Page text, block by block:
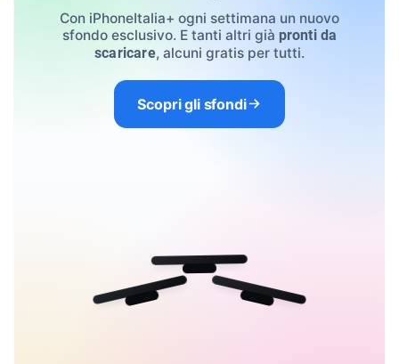
Con iPhoneItalia+ ogni settimana un nuovo
sfondo esclusivo. E tanti altri già pronti da
scaricare, alcuni gratis per tutti.
Scopri gli sfondi